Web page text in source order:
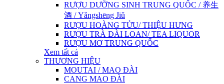
RƯỢU DƯỠNG SINH TRUNG QUỐC / 养生
酒 / Yǎngshēng Jiǔ
RƯỢU HOÀNG TỬU/ THIỆU HƯNG
RƯỢU TRÀ ĐÀI LOAN/ TEA LIQUOR
RƯỢU MƠ TRUNG QUỐC
Xem tất cả
THƯƠNG HIỆU
MOUTAI / MAO ĐÀI
CANG MAO ĐÀI